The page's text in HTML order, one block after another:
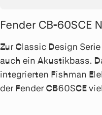
Fender CB-60SCE
Zur Classic Design
auch ein Akustikbass.
integrierten Fishman
der Fender CB60SCE